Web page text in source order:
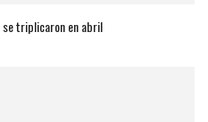
se triplicaron en abril